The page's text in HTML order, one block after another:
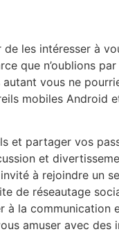
les intéresser à
que n’oublions
vous ne
mobiles Android
et partager vos
et
à rejoindre un
de réseautage
la
amuser avec